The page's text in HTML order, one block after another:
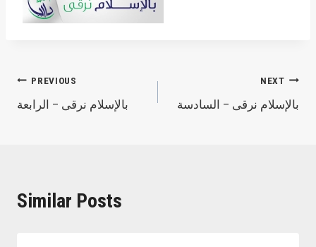
Post
navigation
PREVIOUS
بالإسلام نرقى – الرابعة
NEXT
بالإسلام نرقى – السادسة
Similar Posts